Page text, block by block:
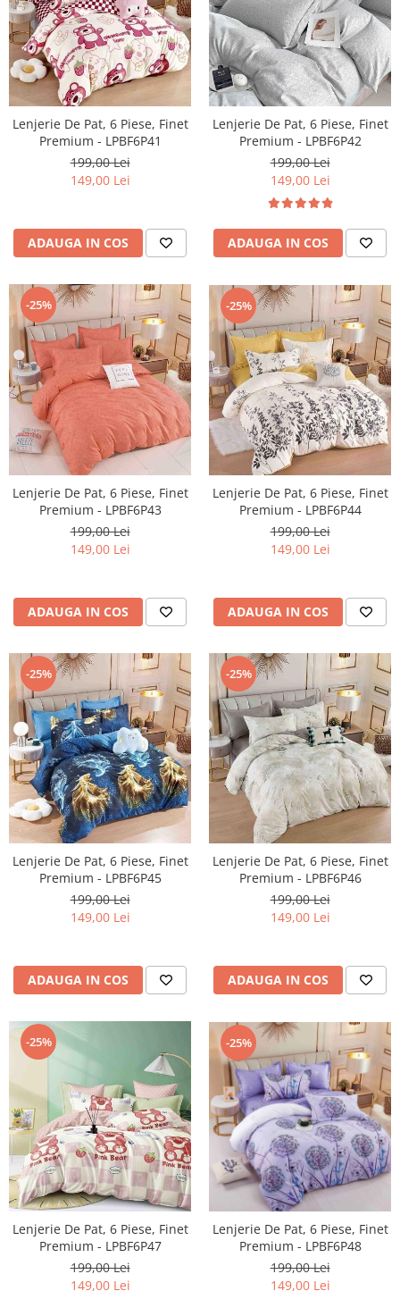
Lenjerie De Pat, 6 Piese, Finet
Premium - LPBF6P41
199,00 Lei
149,00 Lei
ADAUGA IN COS
Lenjerie De Pat, 6 Piese, Finet
Premium - LPBF6P42
199,00 Lei
149,00 Lei
ADAUGA IN COS
-25%
Lenjerie De Pat, 6 Piese, Finet
Premium - LPBF6P43
199,00 Lei
149,00 Lei
ADAUGA IN COS
-25%
Lenjerie De Pat, 6 Piese, Finet
Premium - LPBF6P44
199,00 Lei
149,00 Lei
ADAUGA IN COS
-25%
Lenjerie De Pat, 6 Piese, Finet
Premium - LPBF6P45
199,00 Lei
149,00 Lei
ADAUGA IN COS
-25%
Lenjerie De Pat, 6 Piese, Finet
Premium - LPBF6P46
199,00 Lei
149,00 Lei
ADAUGA IN COS
-25%
Lenjerie De Pat, 6 Piese, Finet
Premium - LPBF6P47
199,00 Lei
149,00 Lei
-25%
Lenjerie De Pat, 6 Piese, Finet
Premium - LPBF6P48
199,00 Lei
149,00 Lei